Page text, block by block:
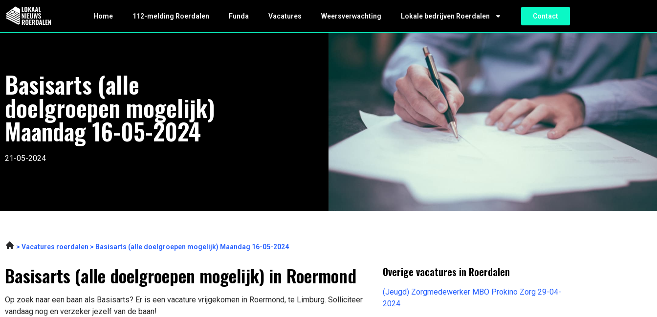
Home 112-melding Roerdalen Funda Vacatures Weersverwachting Lokale bedrijven Roerdalen Contact
Basisarts (alle
doelgroepen mogelijk)
Maandag 16-05-2024
21-05-2024
Vacatures roerdalen Basisarts (alle doelgroepen mogelijk) Maandag 16-05-2024
Basisarts (alle doelgroepen mogelijk) in Roermond
Op zoek naar een baan als Basisarts? Er is een vacature vrijgekomen in Roermond, te Limburg. Solliciteer
vandaag nog en verzeker jezelf van de baan!
Overige vacatures in Roerdalen
(Jeugd) Zorgmedewerker MBO Prokino Zorg 29-04-
2024